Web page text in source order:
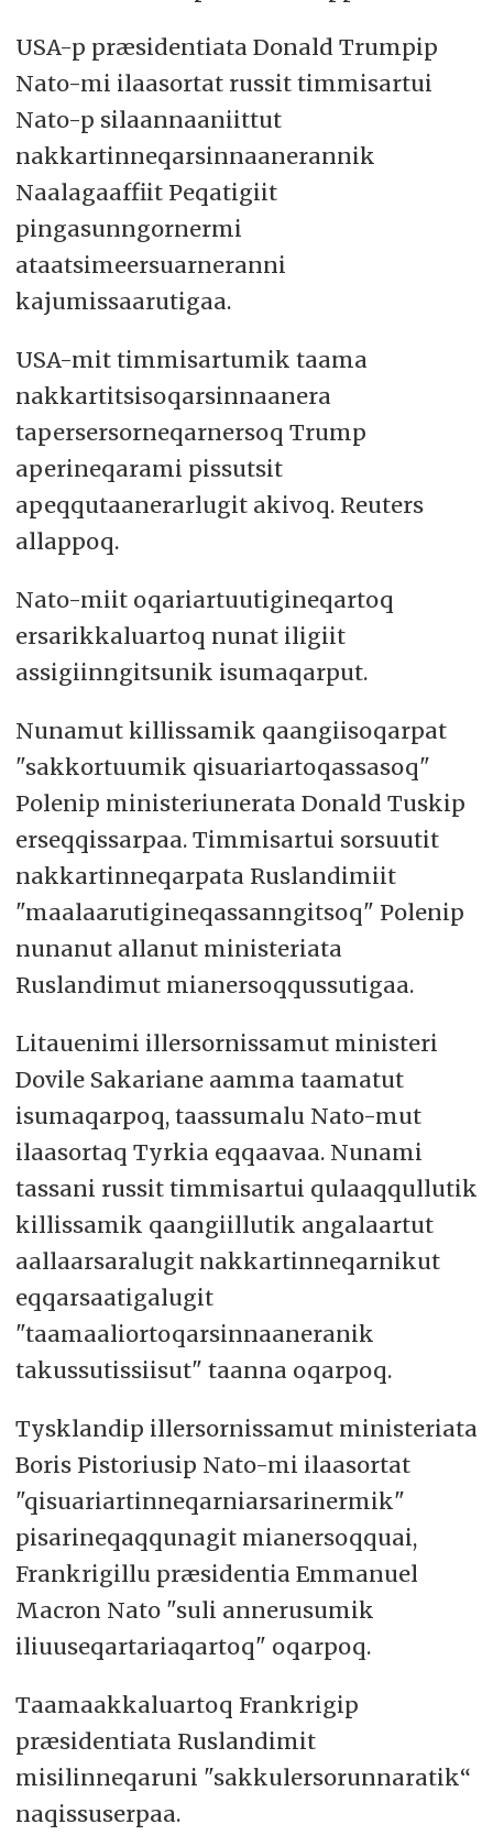
USA-p præsidentiata Donald Trumpip
Nato-mi ilaasortat russit timmisartui
Nato-p silaannaaniittut
nakkartinneqarsinnaanerannik
Naalagaaffiit Peqatigiit
pingasunngornermi
ataatsimeersuarneranni
kajumissaarutigaa.
USA-mit timmisartumik taama
nakkartitsisoqarsinnaanera
tapersersorneqarnersoq Trump
aperineqarami pissutsit
apeqqutaanerarlugit akivoq. Reuters
allappoq.
Nato-miit oqariartuutigineqartoq
ersarikkaluartoq nunat iligiit
assigiinngitsunik isumaqarput.
Nunamut killissamik qaangiisoqarpat
"sakkortuumik qisuariartoqassasoq"
Polenip ministeriunerata Donald Tuskip
erseqqissarpaa. Timmisartui sorsuutit
nakkartinneqarpata Ruslandimiit
"maalaarutigineqassanngitsoq" Polenip
nunanut allanut ministeriata
Ruslandimut mianersoqqussutigaa.
Litauenimi illersornissamut ministeri
Dovile Sakariane aamma taamatut
isumaqarpoq, taassumalu Nato-mut
ilaasortaq Tyrkia eqqaavaa. Nunami
tassani russit timmisartui qulaaqqullutik
killissamik qaangiillutik angalaartut
aallaarsaralugit nakkartinneqarnikut
eqqarsaatigalugit
"taamaaliortoqarsinnaaneranik
takussutissiisut" taanna oqarpoq.
Tysklandip illersornissamut ministeriata
Boris Pistoriusip Nato-mi ilaasortat
"qisuariartinneqarniarsarinermik"
pisarineqaqqunagit mianersoqquai,
Frankrigillu præsidentia Emmanuel
Macron Nato "suli annerusumik
iliuuseqartariaqartoq" oqarpoq.
Taamaakkaluartoq Frankrigip
præsidentiata Ruslandimit
misilinneqaruni "sakkulersorunnaratik“
naqissuserpaa.